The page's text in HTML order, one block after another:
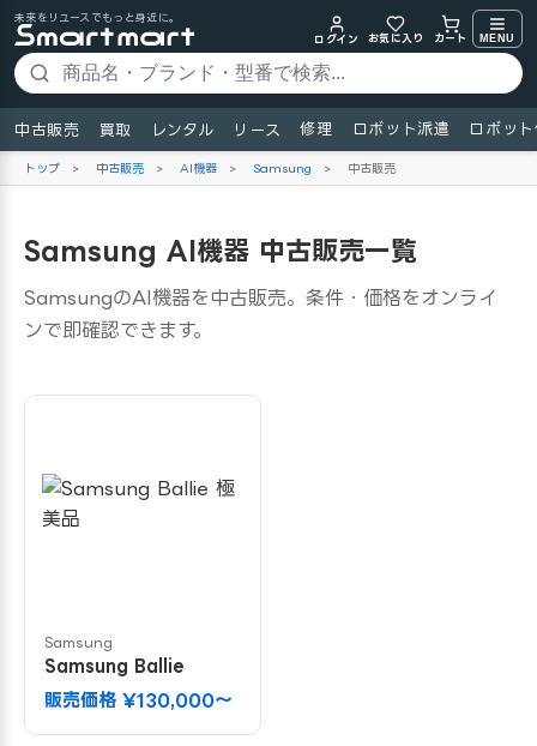
未来をリユースでもっと身近に。
ログイン
お気に入り カート MENU
中古販売 買取 レンタル リース 修理 ロボット派遣 ロボッ
トップ > 中古販売 > AI機器 > Samsung > 中古販売
Samsung AI機器 中古販売一覧
SamsungのAI機器を中古販売。条件・価格をオンライ
ンで即確認できます。
Samsung
Samsung Ballie
販売価格 ¥130,000〜